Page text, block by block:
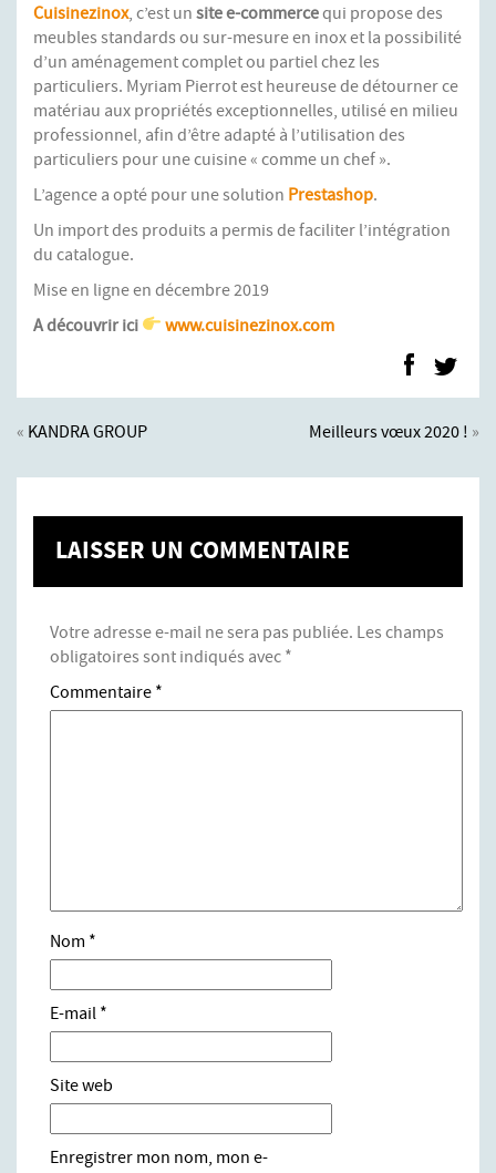
Cuisinezinox, c’est un site e-commercequi propose des
meubles standards ou sur-mesure en inox et la possibilité
d’un aménagement complet ou partiel chez les
particuliers. Myriam Pierrot est heureuse de détourner ce
matériau aux propriétés exceptionnelles, utilisé en milieu
professionnel, afin d’être adapté à l’utilisation des
particuliers pour une cuisine « comme un chef ».
L’agence a opté pour une solution Prestashop.
Un import des produits a permis de faciliter l’intégration
du catalogue.
Mise en ligne en décembre 2019
A découvrir ici
www.cuisinezinox.com
« KANDRA GROUP Meilleurs vœux 2020 ! »
LAISSER UN COMMENTAIRE
Votre adresse e-mail ne sera pas publiée. Les champs
obligatoires sont indiqués avec *
Commentaire *
Nom *
E-mail *
Site web
Enregistrer mon nom, mon e-